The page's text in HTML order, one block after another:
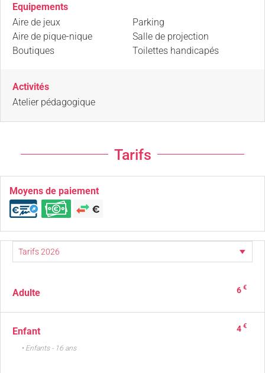
Equipements
Aire de jeux
Aire de pique-nique
Boutiques
Parking
Salle de projection
Toilettes handicapés
Activités
Atelier pédagogique
Tarifs
Moyens de paiement
Adulte 6 €
Enfant 4 €
• Enfants - 16 ans